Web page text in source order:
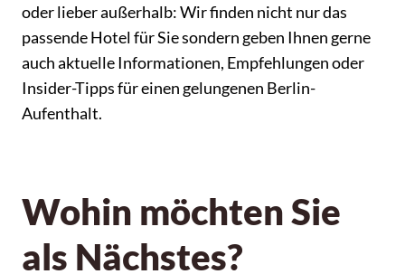
oder lieber außerhalb: Wir finden nicht nur das
passende Hotel für Sie sondern geben Ihnen gerne
auch aktuelle Informationen, Empfehlungen oder
Insider-Tipps für einen gelungenen Berlin-
Aufenthalt.
Wohin möchten Sie
als Nächstes?